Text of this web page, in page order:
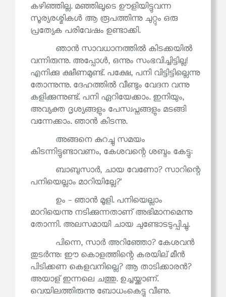
കഴിഞ്ഞില്ല. മഞ്ഞിലൂടെ ഊളിയിട്ടുവന്ന
സൂര്യരശ്മികൾ ആ രൂപത്തിന്നു ചുറ്റും ഒരു
പ്രത്യേക പരിവേഷം ഉണ്ടാക്കി.
ഞാൻ സാവധാനത്തിൽ കിടക്കയിൽ
വന്നിരുന്നു. അപ്പോൾ, ഒന്നും സംഭവിച്ചിട്ടില്ല!
എനിക്കു ക്ഷീണമുണ്ട്. പക്ഷേ, പനി വിട്ടിട്ടില്ലെന്നു
തോന്നുന്നു. ദേഹത്തിൽ വീണ്ടും വേദന വന്നു
കളിക്കുന്നുണ്ട്. പനി ഏറിയേക്കാം. ഇനിയും,
അവ്യക്ത ദൃശ്യങ്ങളും പേസ്വപ്നങ്ങളും മടങ്ങി
വന്നേക്കാം. ഞാൻ കിടന്നു.
അങ്ങനെ കുറച്ചു സമയം
കിടന്നിട്ടുണ്ടാവണം, കേശവന്റെ ശബ്ദം കേട്ടു:
ബാബുസാർ, ചായ വേണോ? സാറിന്റെ
പനിയെല്ലാം മാറിയില്ലേ?'
ഉം - ഞാൻ മൂളി. പനിയെല്ലാം
മാറിയെന്നു നടിക്കുന്നതാണ് അഭിമാനമെന്നു
തോന്നി. അലസമായി ചായ ചുണ്ടോടടുപ്പിച്ചു.
പിന്നെ, സാർ അറിഞ്ഞോ? കേശവൻ
തുടർന്നു: ഈ കൊളത്തിന്റെ കരയില് മീൻ
പിടിക്കണ കെളവനില്ലെ? ആ താടിക്കാരൻ?
അയാള് ഇന്നലെ ചത്തു. ഉച്ചയ്ക്കാണ്.
വെയിലത്തിരുന്നു ബോധംകെട്ടു വീണു.